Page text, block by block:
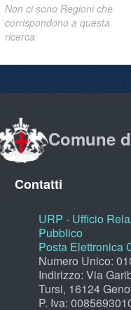
Non ci sono Regioni che
corrispondono a questa
ricerca
Comune
Contatti
URP - Ufficio
Pubblico
Posta Elettronica
Numero Unico:
Indirizzo: Via
Tursi, 16124
P. Iva: